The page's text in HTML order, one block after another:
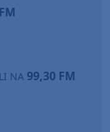
NA 99,30 FM